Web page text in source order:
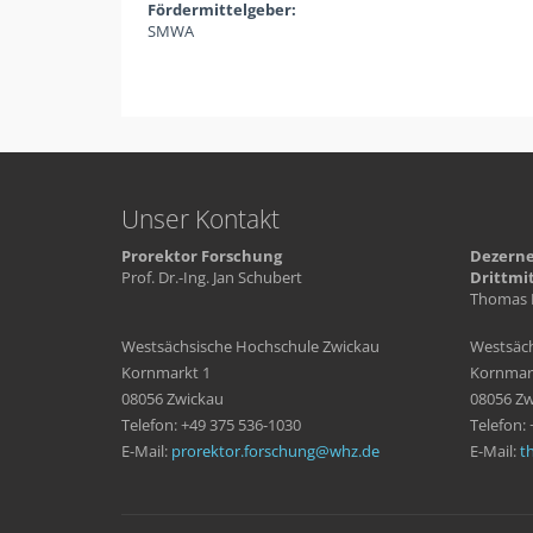
Fördermittelgeber:
SMWA
Unser Kontakt
Prorektor Forschung
Prof. Dr.-Ing. Jan Schubert
Westsächsische Hochschule Zwickau
Kornmarkt 1
08056 Zwickau
Telefon: +49 375 536-1030
E-Mail: prorektor.forschung whzde
Thomas
08056
Telefon:
E-Mail: